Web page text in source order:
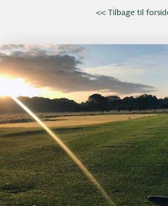
<< Tilbage til